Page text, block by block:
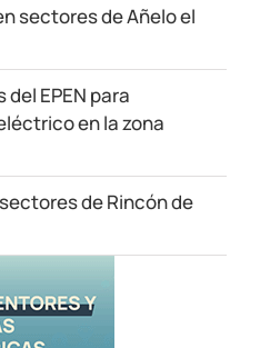
sectores de Añelo el
EPEN para
en la zona
de Rincón de